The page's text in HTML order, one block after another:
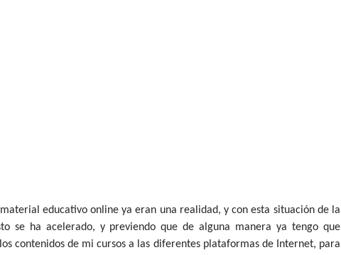
educativo online ya eran una realidad, y con esta situación de la
se ha acelerado, y previendo que de alguna manera ya tengo que
contenidos de mi cursos a las diferentes plataformas de Internet, para